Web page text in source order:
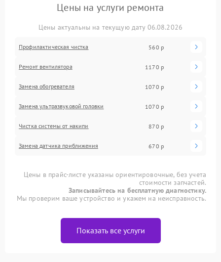
Цены на услуги ремонта
Цены актуальны на текущую дату 06.08.2026
Профилактическая чистка 560 р
Ремонт вентилятора 1170 р
Замена обогревателя 1070 р
Замена ультразвуковой головки 1070 р
Чистка системы от накипи 870 р
Замена датчика приближения 670 р
Цены в прайс-листе указаны ориентировочные, без учета
стоимости запчастей.
Записывайтесь на бесплатную диагностику.
Мы проверим ваше устройство и укажем на неисправность.
Показать все услуги